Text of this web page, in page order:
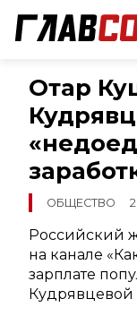
Отар
ОБЩЕСТВО
Российский
на канале
зарплате
Кудрявцевой